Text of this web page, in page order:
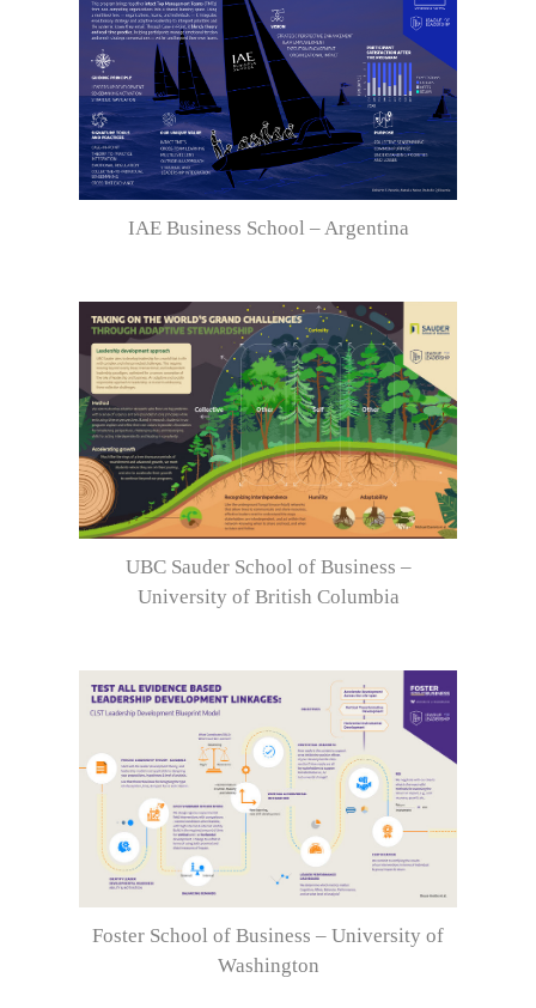
IAE Business School – Argentina
UBC Sauder School of Business –
University of British Columbia
Foster School of Business – University of
Washington